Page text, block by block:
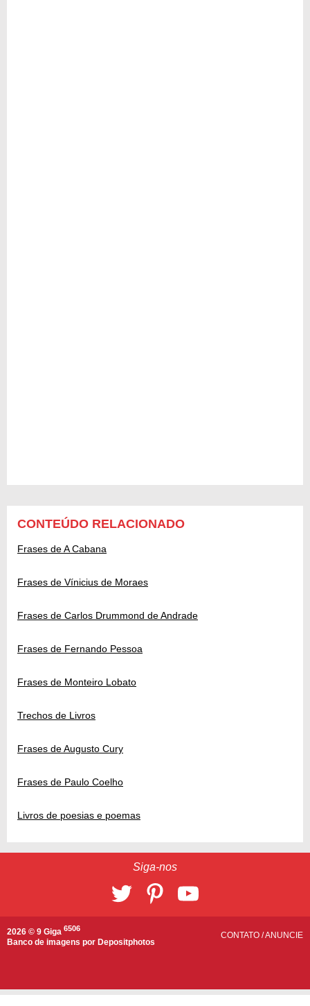
CONTEÚDO RELACIONADO
Frases de A Cabana
Frases de Vínicius de Moraes
Frases de Carlos Drummond de Andrade
Frases de Fernando Pessoa
Frases de Monteiro Lobato
Trechos de Livros
Frases de Augusto Cury
Frases de Paulo Coelho
Livros de poesias e poemas
Siga-nos
2026 © 9 Giga 6506
Banco de imagens por Depositphotos
CONTATO /ANUNCIE